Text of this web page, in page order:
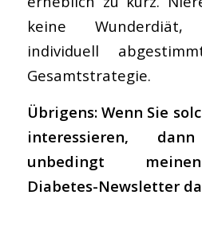
keine
individuell
Gesamtstrategie.
Übrigens: Wenn Sie
interessieren,
unbedingt
Diabetes-Newsletter